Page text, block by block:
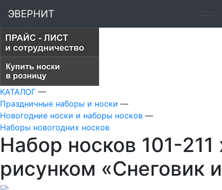
ЭВЕРНИТ
КАТАЛОГ —
Праздничные наборы и носки —
Новогодние носки и наборы носков —
Наборы новогодних носков
Набор носков 101-
рисунком «Снеговик